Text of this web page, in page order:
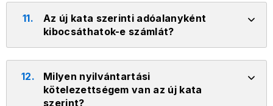
11.
Az új kata szerinti adóalanyként
kibocsáthatok-e számlát?
12.
Milyen nyilvántartási
kötelezettségem van az új kata
szerint?